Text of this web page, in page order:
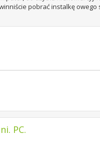
pobrać instalkę
PC.